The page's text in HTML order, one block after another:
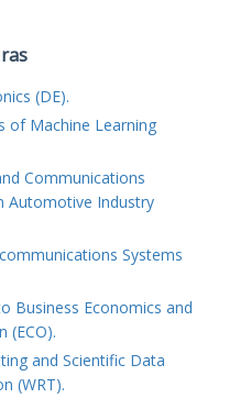
(DE).
of Machine Learning
Communications
Automotive Industry
Systems
Business Economics and
(ECO).
and Scientific Data
(WRT).